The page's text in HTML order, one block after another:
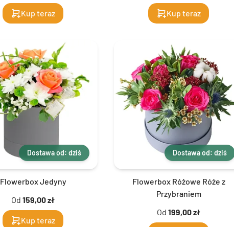
Kup teraz Kup teraz
Dostawa od: dziś
Flowerbox Jedyny
Od 159,00 zł
Kup teraz
Dostawa od: dziś
Flowerbox Różowe Róże z
Przybraniem
Od 199,00 zł